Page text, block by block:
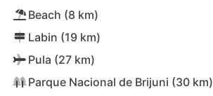
Beach (8 km)
Labin (19 km)
Pula (27 km)
Parque Nacional de Brijuni (30 km)